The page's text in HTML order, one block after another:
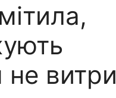
не витри